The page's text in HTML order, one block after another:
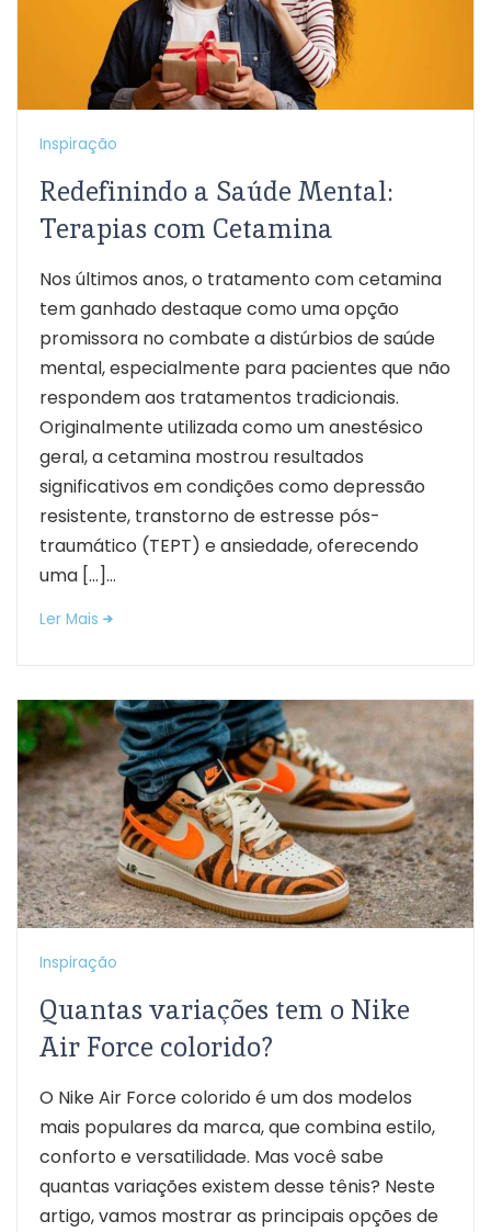
Inspiração
Redefinindo a Saúde Mental:
Terapias com Cetamina
Nos últimos anos, o tratamento com cetamina
tem ganhado destaque como uma opção
promissora no combate a distúrbios de saúde
mental, especialmente para pacientes que não
respondem aos tratamentos tradicionais.
Originalmente utilizada como um anestésico
geral, a cetamina mostrou resultados
significativos em condições como depressão
resistente, transtorno de estresse pós-
traumático (TEPT) e ansiedade, oferecendo
uma […]...
Ler Mais
Inspiração
Quantas variações tem o Nike
Air Force colorido?
O Nike Air Force colorido é um dos modelos
mais populares da marca, que combina estilo,
conforto e versatilidade. Mas você sabe
quantas variações existem desse tênis? Neste
artigo, vamos mostrar as principais opções de